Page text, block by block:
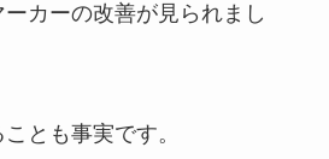
カーの改善が見られまし
とも事実です。